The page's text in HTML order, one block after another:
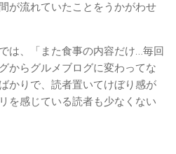
が流れていたことをうかがわせ
は、「また食事の内容だけ…毎回
からグルメブログに変わってな
かりで、読者置いてけぼり感が
を感じている読者も少なくない